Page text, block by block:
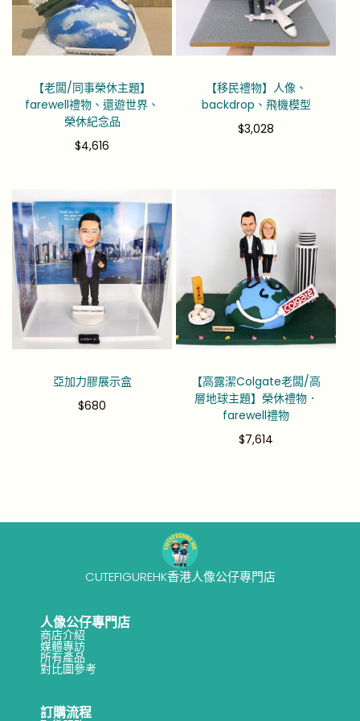
【老闆/同事榮休主題】
farewell禮物、還遊世界、
榮休紀念品
$4,616
【移民禮物】人像、
backdrop、飛機模型
$3,028
亞加力膠展示盒
$680
【高露潔Colgate老闆/高
層地球主題】榮休禮物．
farewell禮物
$7,614
CUTEFIGUREHK香港人像公仔專門店
人像公仔專門店
商店介紹
媒體專訪
所有產品
對比圖參考
訂購流程